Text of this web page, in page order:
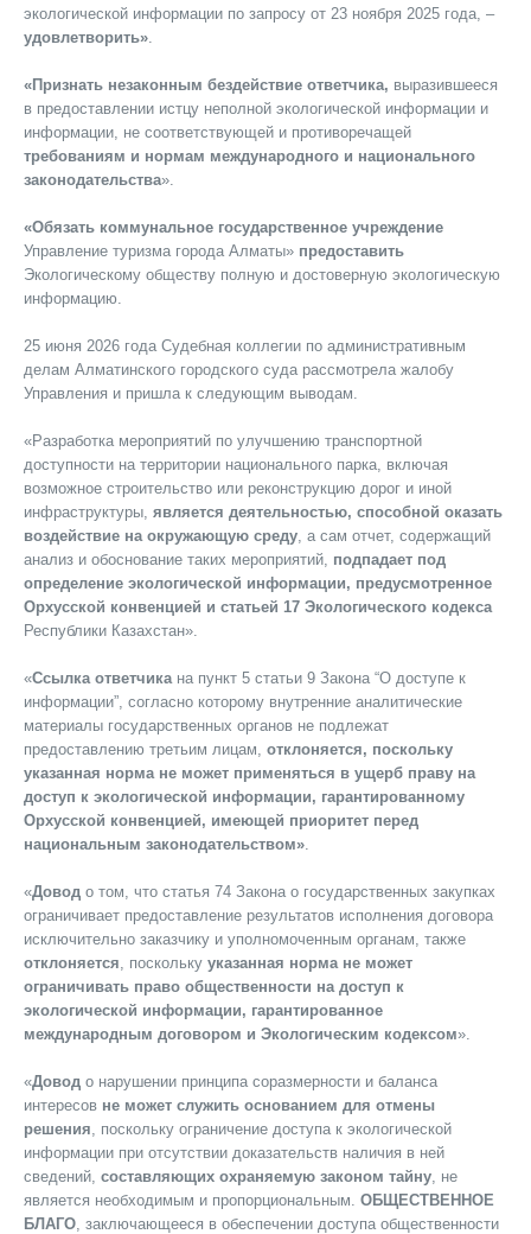
экологической информации по запросу от 23 ноября 2025 года, –
удовлетворить».
«Признать незаконным бездействие ответчика, выразившееся
в предоставлении истцу неполной экологической информации и
информации, не соответствующей и противоречащей
требованиям и нормам международного и национального
законодательства».
«Обязать коммунальное государственное учреждение
Управление туризма города Алматы» предоставить
Экологическому обществу полную и достоверную экологическую
информацию.
25 июня 2026 года Судебная коллегии по административным
делам Алматинского городского суда рассмотрела жалобу
Управления и пришла к следующим выводам.
«Разработка мероприятий по улучшению транспортной
доступности на территории национального парка, включая
возможное строительство или реконструкцию дорог и иной
инфраструктуры, является деятельностью, способной оказать
воздействие на окружающую среду, а сам отчет, содержащий
анализ и обоснование таких мероприятий, подпадает под
определение экологической информации, предусмотренное
Орхусской конвенцией и статьей 17 Экологического кодекса
Республики Казахстан».
«Ссылка ответчикана пункт 5 статьи 9 Закона “О доступе к
информации”, согласно которому внутренние аналитические
материалы государственных органов не подлежат
предоставлению третьим лицам, отклоняется, поскольку
указанная норма не может применяться в ущерб праву на
доступ к экологической информации, гарантированному
Орхусской конвенцией, имеющей приоритет перед
национальным законодательством».
«Довод о том, что статья 74 Закона о государственных закупках
ограничивает предоставление результатов исполнения договора
исключительно заказчику и уполномоченным органам, также
отклоняется, поскольку указанная норма не может
ограничивать право общественности на доступ к
экологической информации, гарантированное
международным договором и Экологическим кодексом».
«Довод о нарушении принципа соразмерности и баланса
интересов не может служить основанием для отмены
решения, поскольку ограничение доступа к экологической
информации при отсутствии доказательств наличия в ней
сведений, составляющих охраняемую законом тайну, не
является необходимым и пропорциональным. ОБЩЕСТВЕННОЕ
БЛАГО, заключающееся в обеспечении доступа общественности